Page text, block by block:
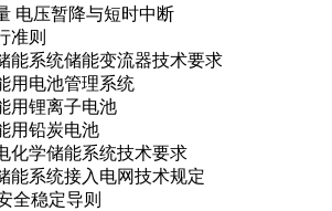
电压暂降与短时中断
准则
能系统储能变流器技术要求
用电池管理系统
用锂离子电池
用铅炭电池
化学储能系统技术要求
能系统接入电网技术规定
全稳定导则